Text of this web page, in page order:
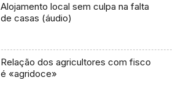
Alojamento local sem culpa na falta
de casas (áudio)
Relação dos agricultores com fisco
é «agridoce»